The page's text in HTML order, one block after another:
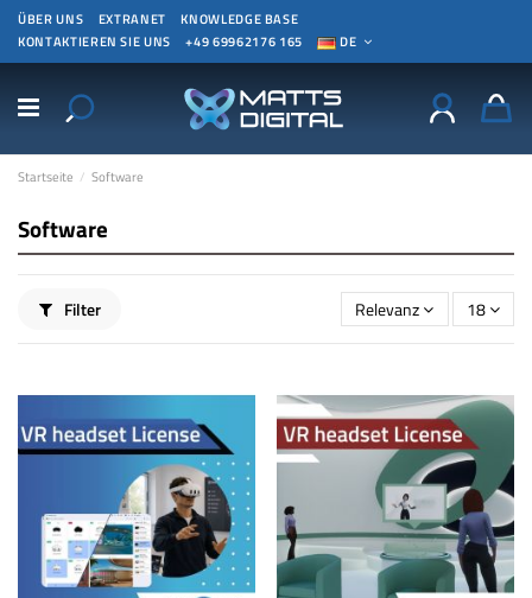
ÜBER UNS EXTRANET
KNOWLEDGE BASE
KONTAKTIEREN SIE UNS
+49 69962176 165 DE
Startseite Software
Software
Filter Relevanz 18